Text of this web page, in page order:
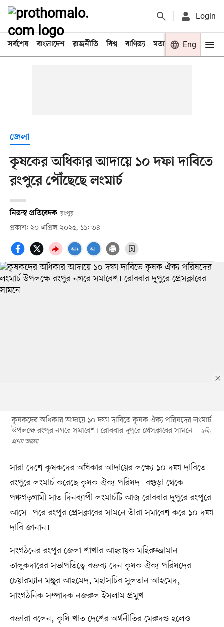
Login
সর্বশেষ বাংলাদেশ রাজনীতি বিশ্ব বাণিজ্য মতামত খেলা
Eng
জেলা
কৃষকের অধিকার আদায়ে ১০ দফা দাবিতে
রংপুরে পৌঁছেছে লংমার্চ
নিজস্ব প্রতিবেদক রংপুর
প্রকাশ: ২০ এপ্রিল ২০২৫, ১১: ৩৪
কৃষকদের অধিকার আদায়ে ১০ দফা দাবিতে কৃষক ঐক্য পরিষদের লংমার্চ
উপলক্ষে রংপুর নগরে সমাবেশ। রোববার দুপুরে প্রেসক্লাবের সামনে
ছবি:
প্রথম আলো
সারা দেশে কৃষকদের অধিকার আদায়ের লক্ষ্যে ১০ দফা দাবিতে
রংপুরে লংমার্চ করেছে কৃষক ঐক্য পরিষদ। বগুড়া থেকে
পঞ্চগড়গামী সাত দিনব্যাপী লংমার্চটি আজ রোববার দুপুরে রংপুরে
আসে। পরে রংপুর প্রেসক্লাবের সামনে তাঁরা সমাবেশ করে ১০ দফা
দাবি জানান।
সংগঠনের রংপুর জেলা শাখার আহ্বায়ক মহিরুজ্জামান
তালুকদারের সভাপতিত্বে বক্তব্য দেন কৃষক ঐক্য পরিষদের
চেয়ারম্যান মঞ্জুর আহমেদ, মহাসচিব সুলতান আহমেদ,
সাংগঠনিক সম্পাদক নজরুল ইসলাম প্রমুখ।
বক্তারা বলেন, কৃষি খাত দেশের অর্থনীতির মেরুদণ্ড হলেও